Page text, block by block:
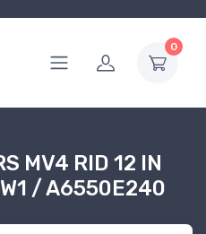
0
MV4 RID 12 IN
/ A6550E240